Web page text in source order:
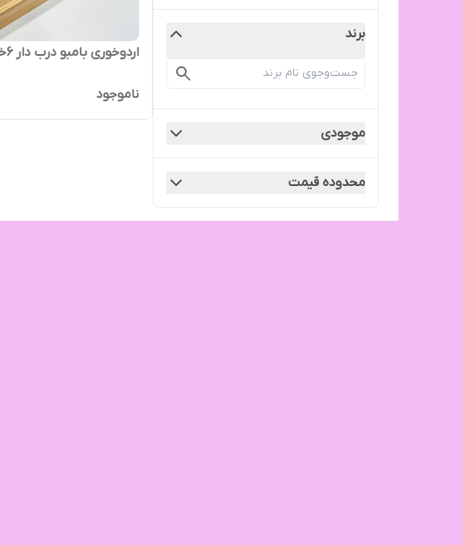
برند
موجودی
محدوده قیمت
اردوخوری بامبو درب دار ۶خانه
ناموجود